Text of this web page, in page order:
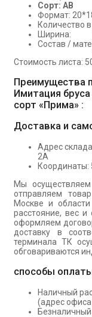
Сорт: АВ
Формат:
Количество
Ширина:
Состав /
Стоимость листа:
Преимущества
Имитация
сорт «Прима» :
Доставка и
Адрес
2А
Координаты:
Мы
отправляем
Москве и
расстояние, вес
оформляем
доставку в
терминала ТК
обговариваются
способы
Наличный
(адрес офиса